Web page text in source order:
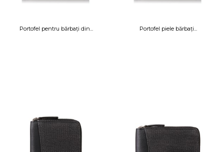
Portofel pentru bărbați din... Portofel piele bărbați...